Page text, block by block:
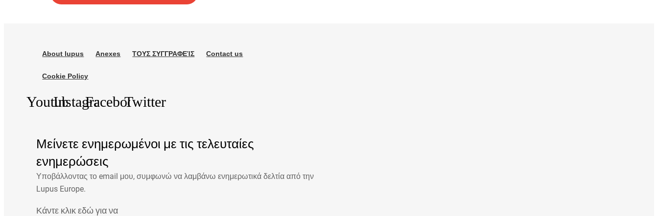
About lupus Anexes ΤΟΥΣ ΣΥΓΓΡΑΦΕΊΣ Contact us
Cookie Policy
YoutubeInstagramFacebookTwitter
Μείνετε ενημερωμένοι με τις τελευταίες
ενημερώσεις
Υποβάλλοντας το email μου, συμφωνώ να λαμβάνω ενημερωτικά δελτία από την
Lupus Europe.
Κάντε κλικ εδώ για να